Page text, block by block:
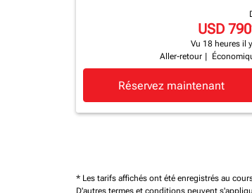
USD 790
Vu 18 heures il
Aller-retour
Réservez maintenant
* Les tarifs affichés ont été enregistrés au
D'autres termes et conditions peuvent